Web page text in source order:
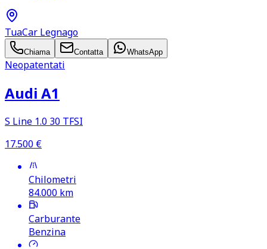
TuaCar Legnago
Chiama Contatta WhatsApp
Neopatentati
Audi A1
S Line 1.0 30 TFSI
17.500 €
Chilometri
84.000 km
Carburante
Benzina